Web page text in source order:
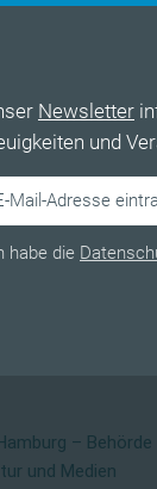
Newsletter
und
habe die